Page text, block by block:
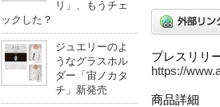
リ」、もうチェ
ックした？
ジュエリーのよ
うなグラスホル
ダー「宙ノカタ
チ」新発売
プレスリリ
https://
商品詳細